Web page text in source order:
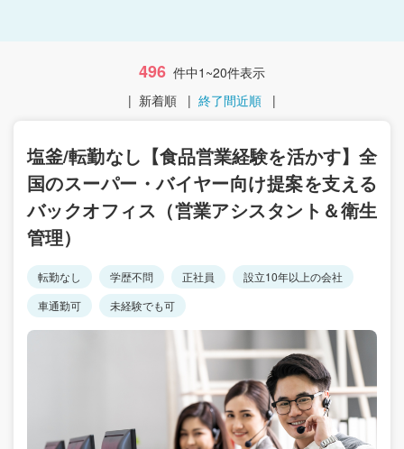
496 件中1~20件表示
| 新着順 | 終了間近順 |
塩釜/転勤なし【食品営業経験を活かす】全
国のスーパー・バイヤー向け提案を支える
バックオフィス（営業アシスタント＆衛生
管理）
転勤なし 学歴不問 正社員
設立10年以上の会社
車通勤可
未経験でも可